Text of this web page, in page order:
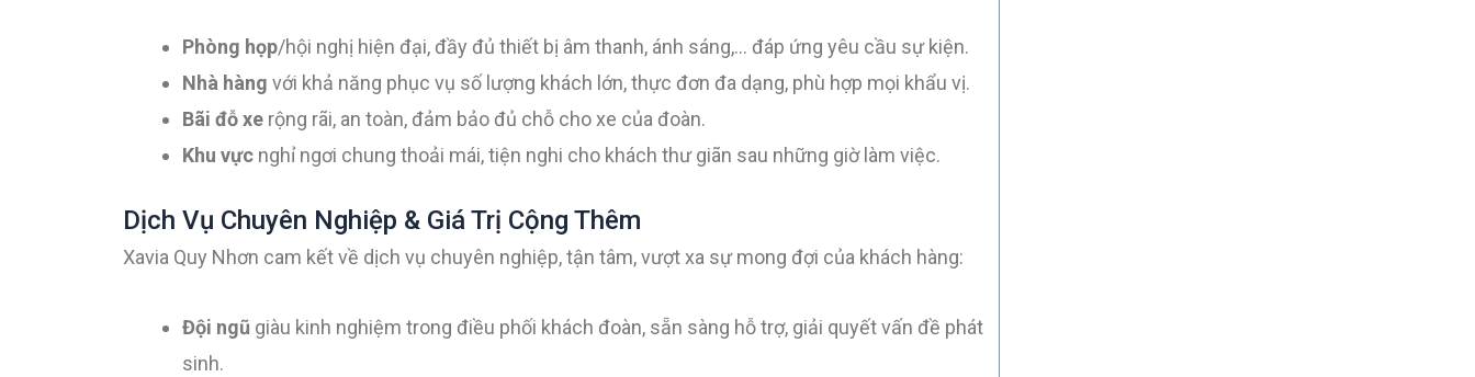
Phòng họp/hội nghị hiện đại, đầy đủ thiết bị âm thanh, ánh sáng,… đáp ứng yêu cầu sự kiện.
Nhà hàng với khả năng phục vụ số lượng khách lớn, thực đơn đa dạng, phù hợp mọi khẩu vị.
Bãi đỗ xe rộng rãi, an toàn, đảm bảo đủ chỗ cho xe của đoàn.
Khu vực nghỉ ngơi chung thoải mái, tiện nghi cho khách thư giãn sau những giờ làm việc.
Dịch Vụ Chuyên Nghiệp & Giá Trị Cộng Thêm
Xavia Quy Nhơn cam kết về dịch vụ chuyên nghiệp, tận tâm, vượt xa sự mong đợi của khách hàng:
Đội ngũ giàu kinh nghiệm trong điều phối khách đoàn, sẵn sàng hỗ trợ, giải quyết vấn đề phát
sinh.